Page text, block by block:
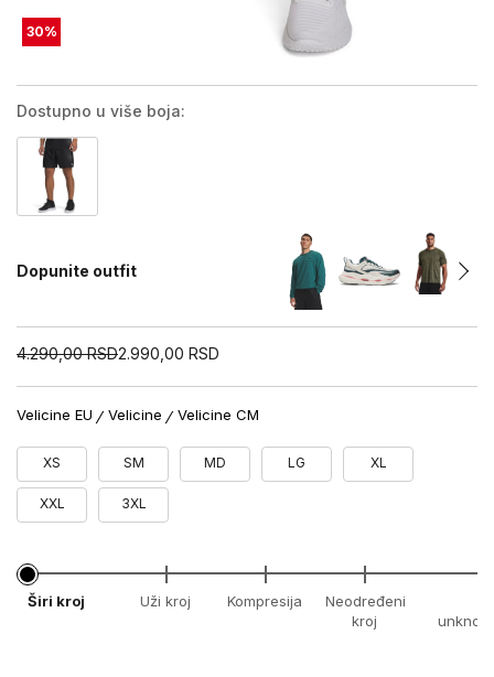
30%
Dostupno u više boja:
Dopunite outfit
4.290,00 RSD2.990,00 RSD
Velicine EU Velicine Velicine CM
XS SM MD LG XL
XXL 3XL
Širi kroj Uži kroj Kompresija
Neodređeni
kroj